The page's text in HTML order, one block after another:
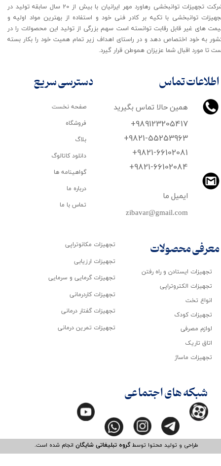
اطلاعات تماس
همین حالا تماس بگیرید
+989123205417
+9821-55253963
+9821-66102081
​​​​​​​+9821-66102084
zibavar@gmail.com
ایمیل ما
شرکت تجهیزات توانبخشی رهاورد مهر ایرانیان با بیش از 20 سال سابقه تولید در
توانبخشی با تکیه بر کادر فنی خود و استفاده از بهترین مواد اولیه و
های غیر قابل رقابت توانسته است سهم بزرگی از تولید این محصولات را در
به خود اختصاص دهد و در راستای اهداف زیر تمام همیت خود را بکار بسته
تا مورد اقبال شما عزیزان هموطن قرار گیرد​​​​​​​.
طراحی و تولید محتوا توسطگروه تبلیغاتی شایگانانجام شده است.​​​​​​​
تجهیزات ایستادن و راه رفتن
تجهیزات الکتروتراپی
انواع تخت
تجهیزات کودک
لوازم مصرفی
اتاق تاریک
تجهیزات ماساژ
صفحه نخست
فروشگاه
بلاگ
دانلود کاتالوگ
گواهینامه ها
درباره ما
تماس با ما
تجهیزات مکانوتراپی
تجهیزات ارزیابی
تجهیزات گرمایی و سرمایی
تجهیزات کاردرمانی
تجهیزات گفتار درمانی
تجهیزات تمرین درمانی
دسترسی سریع
معرفی محصولات
شبکه های اجتماعی